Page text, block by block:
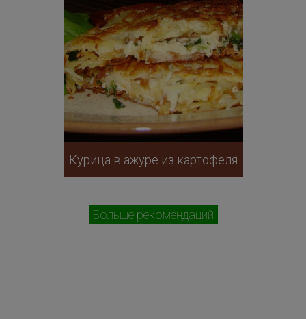
Курица в ажуре из картофеля
Больше рекомендаций